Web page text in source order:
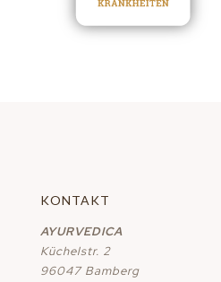
KONTAKT
AYURVEDICA
Küchelstr. 2
96047 Bamberg